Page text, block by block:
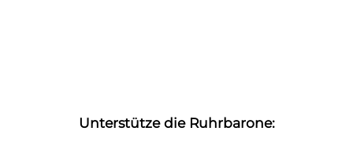
Unterstütze die Ruhrbarone: